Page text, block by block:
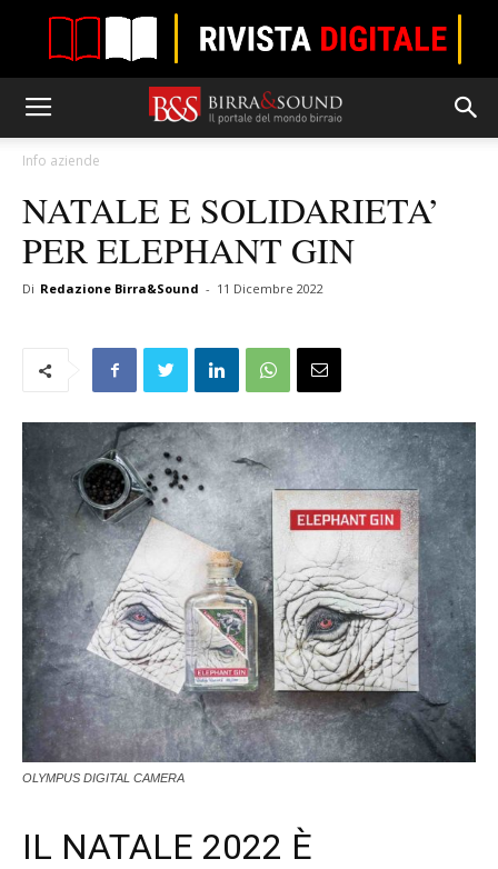
Info aziende
NATALE E SOLIDARIETA’
PER ELEPHANT GIN
Di Redazione Birra&Sound - 11 Dicembre 2022
OLYMPUS DIGITAL CAMERA
IL NATALE 2022 È